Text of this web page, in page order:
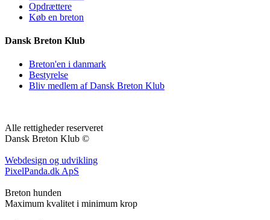
Opdrættere
Køb en breton
Dansk Breton Klub
Breton'en i danmark
Bestyrelse
Bliv medlem af Dansk Breton Klub
Alle rettigheder reserveret
Dansk Breton Klub ©
Webdesign og udvikling
PixelPanda.dk ApS
Breton hunden
Maximum kvalitet i minimum krop